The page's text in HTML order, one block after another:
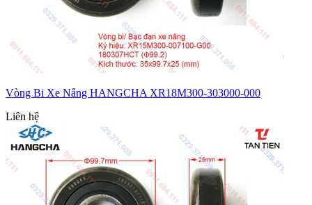
Vòng Bi Xe Nâng HANGCHA XR18M300-303000-000
Liên hệ